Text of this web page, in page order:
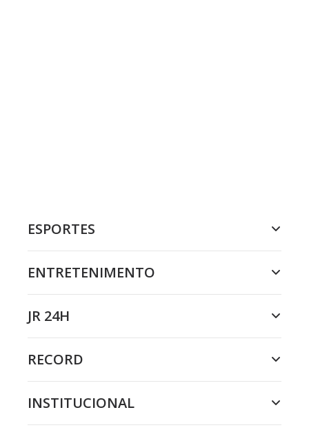
ESPORTES
ENTRETENIMENTO
JR 24H
RECORD
INSTITUCIONAL